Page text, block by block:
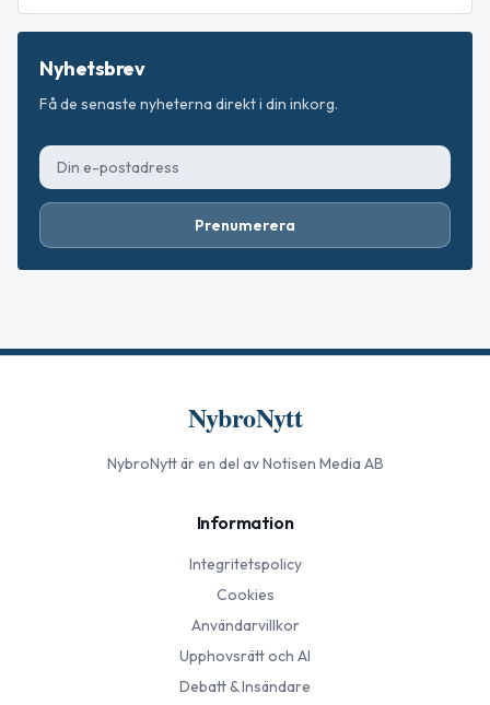
Nyhetsbrev
Få de senaste nyheterna direkt i din inkorg.
Prenumerera
NybroNytt
NybroNyttär en del av Notisen Media AB
Information
Integritetspolicy
Cookies
Användarvillkor
Upphovsrätt och AI
Debatt & Insändare